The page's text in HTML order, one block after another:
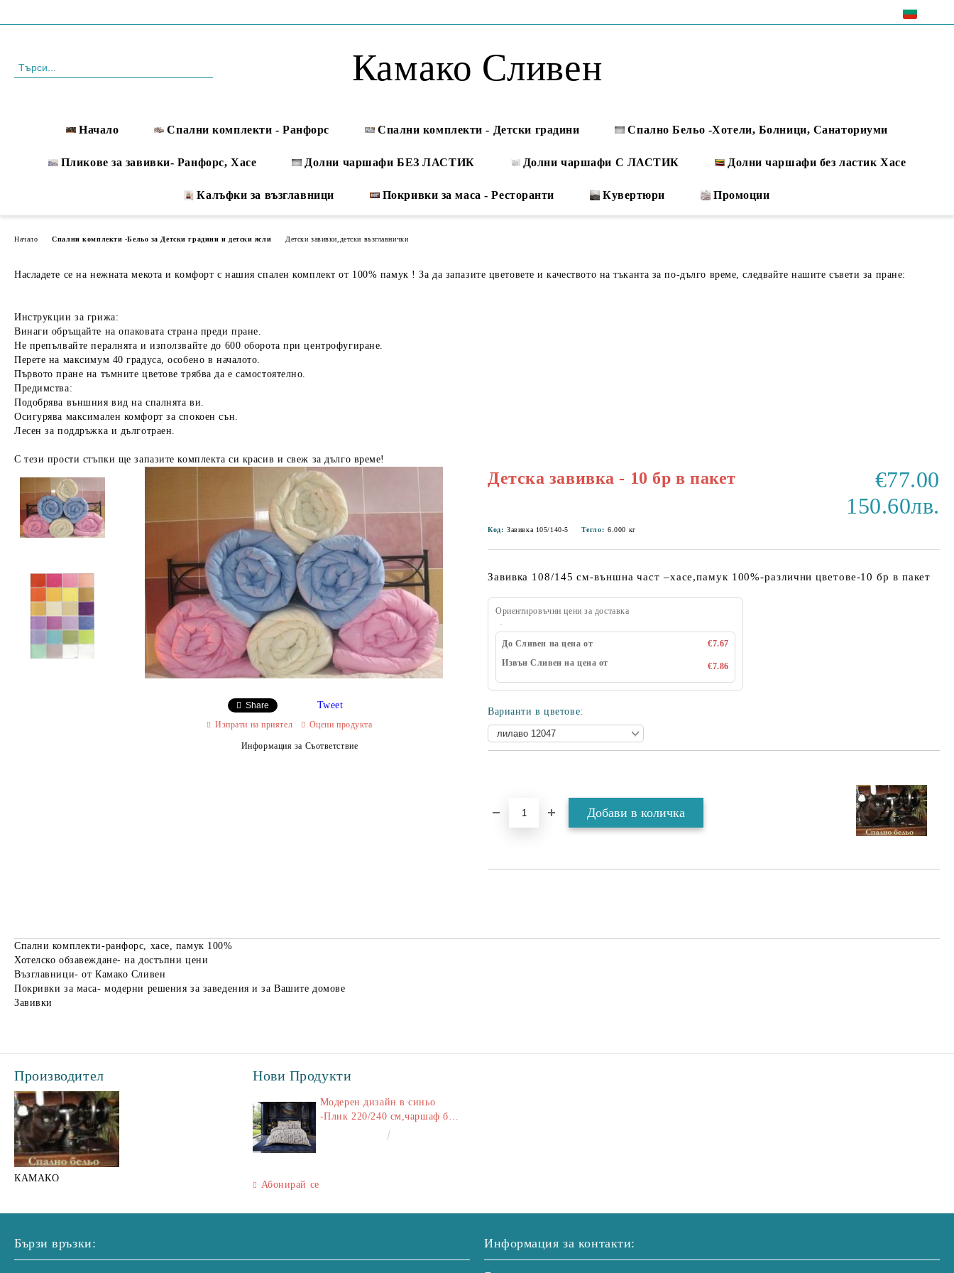
Камако Сливен
Начало Спални комплекти - Ранфорс Спални комплекти - Детски градини Спално Бельо -Хотели, Болници, Санаториуми
Пликове за завивки- Ранфорс, Хасе Долни чаршафи БЕЗ ЛАСТИК Долни чаршафи С ЛАСТИК Долни чаршафи без ластик Хасе
Калъфки за възглавници Покривки за маса - Ресторанти Кувертюри Промоции
Начало Спални комплекти -Бельо за Детски градини и детски ясли Детски завивки,детски възглавнички
Насладете се на нежната мекота и комфорт с нашия спален комплект от 100% памук ! За да запазите цветовете и качеството на тъканта за по-дълго време, следвайте нашите съвети за пране:
Инструкции за грижа:
Винаги обръщайте на опаковата страна преди пране.
Не препълвайте пералнята и използвайте до 600 оборота при центрофугиране.
Перете на максимум 40 градуса, особено в началото.
Първото пране на тъмните цветове трябва да е самостоятелно.
Предимства:
Подобрява външния вид на спалнята ви.
Осигурява максимален комфорт за спокоен сън.
Лесен за поддръжка и дълготраен.
С тези прости стъпки ще запазите комплекта си красив и свеж за дълго време!
Детска завивка - 10 бр в пакет
€77.00
150.60лв.
Код: Завивка 105/140-5 Тегло: 6.000 кг
Завивка 108/145 см-външна част –хасе,памук 100%-различни цветове-10 бр в пакет
Ориентировъчни цени за доставка
До Сливен на цена от
€7.67
Извън Сливен на цена от
€7.86
Варианти в цветове:
Share Tweet
Изпрати на приятел Оцени продукта
Информация за Съответствие
Спални комплекти-ранфорс, хасе, памук 100%
Хотелско обзавеждане- на достъпни цени
Възглавници- от Камако Сливен
Покривки за маса- модерни решения за заведения и за Вашите домове
Завивки
Производител
КАМАКО
Нови Продукти
Модерен дизайн в синьо
-Плик 220/240 см,чаршаф без
ластик 240/260 см,калъфки
Абонирай се
Бързи връзки: Информация за контакти: